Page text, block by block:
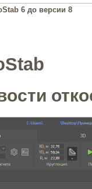
6 до версии 8